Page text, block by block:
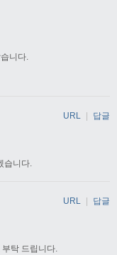
니다.
습니다.
URL 답글
탁 드립니다.
URL 답글